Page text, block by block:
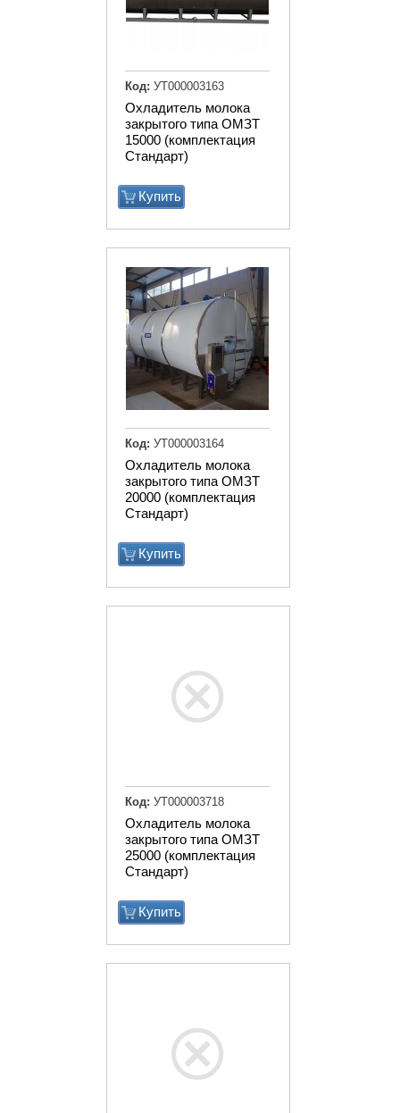
Охладитель молока
закрытого типа ОМЗТ
15000 (комплектация
Стандарт)
Купить
Код: УТ000003163
Охладитель молока
закрытого типа ОМЗТ
20000 (комплектация
Стандарт)
Купить
Код: УТ000003164
Охладитель молока
закрытого типа ОМЗТ
25000 (комплектация
Стандарт)
Купить
Код: УТ000003718